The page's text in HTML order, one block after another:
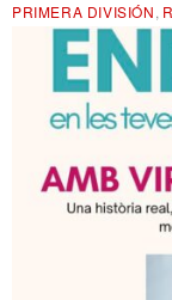
PRIMERA DIVISIÓN,